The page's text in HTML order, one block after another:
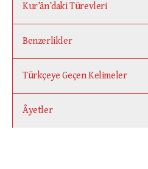
Kur’ân’daki Türevleri
Benzerlikler
Türkçeye Geçen Kelimeler
Âyetler